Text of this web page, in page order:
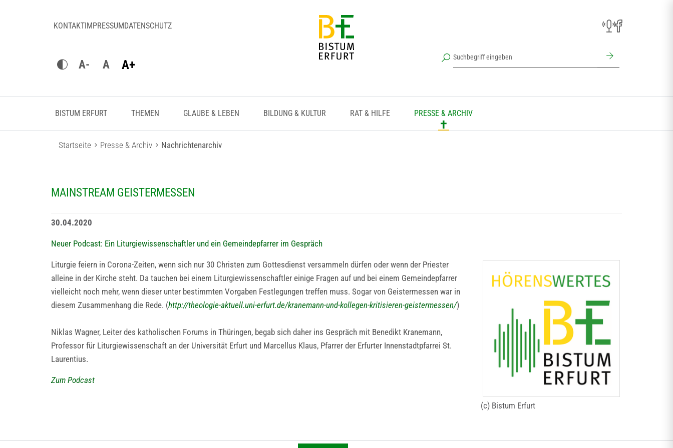
KONTAKTIMPRESSUMDATENSCHUTZ
A- A A+
BISTUM ERFURT THEMEN GLAUBE & LEBEN BILDUNG & KULTUR RAT & HILFE PRESSE & ARCHIV
Startseite Presse & Archiv Nachrichtenarchiv
MAINSTREAM GEISTERMESSEN
30.04.2020
Neuer Podcast: Ein Liturgiewissenschaftler und ein Gemeindepfarrer im Gespräch
(c) Bistum Erfurt
Liturgie feiern in Corona-Zeiten, wenn sich nur 30 Christen zum Gottesdienst versammeln dürfen oder wenn der Priester
alleine in der Kirche steht. Da tauchen bei einem Liturgiewissenschaftler einige Fragen auf und bei einem Gemeindepfarrer
vielleicht noch mehr, wenn dieser unter bestimmten Vorgaben Festlegungen treffen muss. Sogar von Geistermessen war in
diesem Zusammenhang die Rede. (http://theologie-aktuell.uni-erfurt.de/kranemann-und-kollegen-kritisieren-geistermessen/)
Niklas Wagner, Leiter des katholischen Forums in Thüringen, begab sich daher ins Gespräch mit Benedikt Kranemann,
Professor für Liturgiewissenschaft an der Universität Erfurt und Marcellus Klaus, Pfarrer der Erfurter Innenstadtpfarrei St.
Laurentius.
Zum Podcast